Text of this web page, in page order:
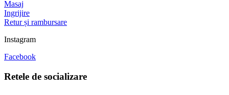
Masaj
Ingrijire
Retur și rambursare
Instagram
Facebook
Retele de socializare